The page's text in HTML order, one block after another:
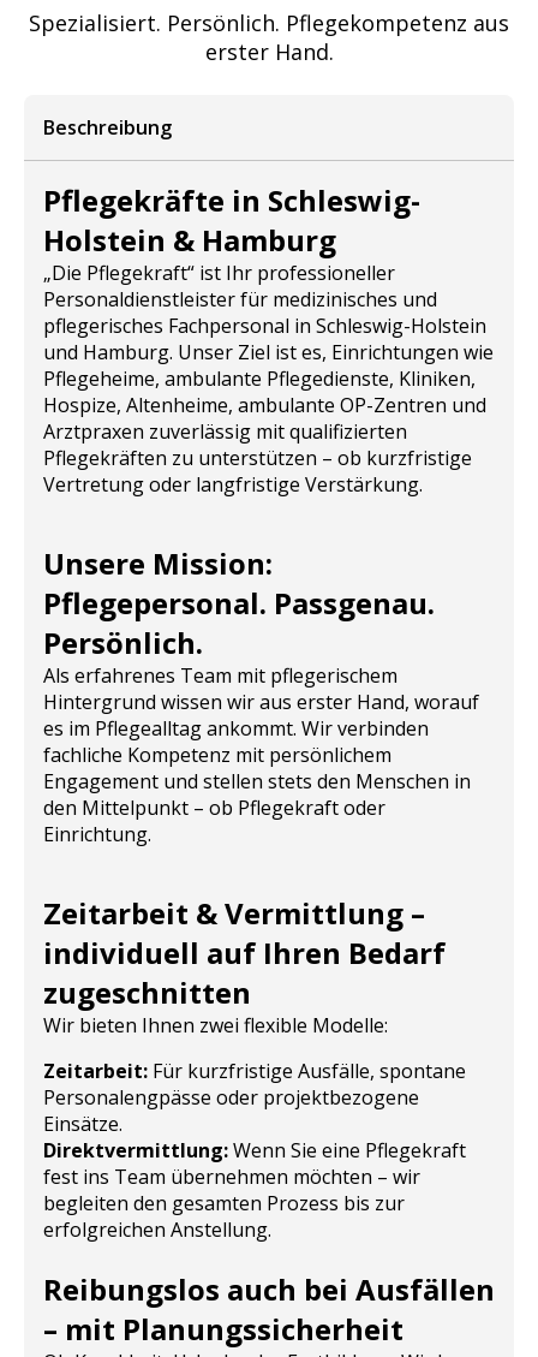
Spezialisiert. Persönlich. Pflegekompetenz aus
erster Hand.
Beschreibung
Pflegekräfte in Schleswig-
Holstein & Hamburg
„Die Pflegekraft“ ist Ihr professioneller
Personaldienstleister für medizinisches und
pflegerisches Fachpersonal in Schleswig-Holstein
und Hamburg. Unser Ziel ist es, Einrichtungen wie
Pflegeheime, ambulante Pflegedienste, Kliniken,
Hospize, Altenheime, ambulante OP-Zentren und
Arztpraxen zuverlässig mit qualifizierten
Pflegekräften zu unterstützen – ob kurzfristige
Vertretung oder langfristige Verstärkung.
Unsere Mission:
Pflegepersonal. Passgenau.
Persönlich.
Als erfahrenes Team mit pflegerischem
Hintergrund wissen wir aus erster Hand, worauf
es im Pflegealltag ankommt. Wir verbinden
fachliche Kompetenz mit persönlichem
Engagement und stellen stets den Menschen in
den Mittelpunkt – ob Pflegekraft oder
Einrichtung.
Zeitarbeit & Vermittlung –
individuell auf Ihren Bedarf
zugeschnitten
Wir bieten Ihnen zwei flexible Modelle:
Zeitarbeit: Für kurzfristige Ausfälle, spontane
Personalengpässe oder projektbezogene
Einsätze.
Direktvermittlung:Wenn Sie eine Pflegekraft
fest ins Team übernehmen möchten – wir
begleiten den gesamten Prozess bis zur
erfolgreichen Anstellung.
Reibungslos auch bei Ausfällen
– mit Planungssicherheit